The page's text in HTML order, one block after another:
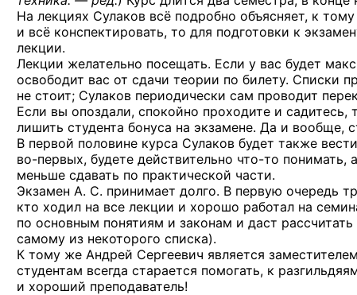
На лекциях Сулаков всё подробно объясняет, к
и всё конспектировать, то для подготовки к
лекции.
Лекции желательно посещать. Если у вас будет
освободит вас от сдачи теории по билету. Списки
не стоит; Сулаков периодически сам проводит
Если вы опоздали, спокойно проходите и
лишить студента бонуса на экзамене. Да и вообще,
В первой половине курса Сулаков будет также
во-первых, будете действительно что-то понимать,
меньше сдавать по практической части.
Экзамен А. С. принимает долго. В первую очередь
кто ходил на все лекции и хорошо работал на
по основным понятиям и законам и даст рассчитать
самому из некоторого списка).
К тому же Андрей Сергеевич является
студентам всегда старается помогать, к
и хороший преподаватель!